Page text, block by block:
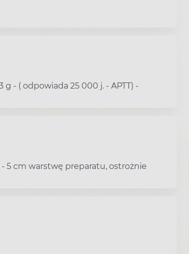
- ( odpowiada 25 000 j. - APTT) -
5 cm warstwę preparatu, ostrożnie